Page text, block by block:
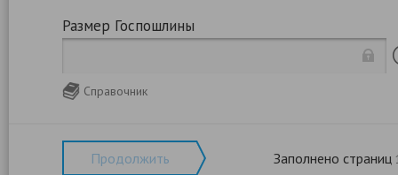
Размер Госпошлины
Справочник
Продолжить Заполнено страниц